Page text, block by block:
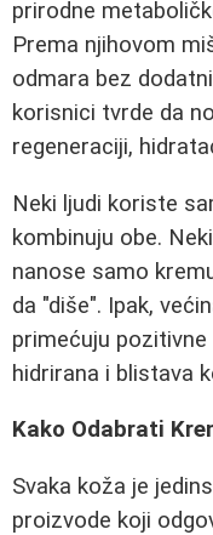
prirodne
Prema njihovom
odmara bez
korisnici tvrde da
regeneraciji,
Neki ljudi koriste
kombinuju obe.
nanose samo
da "diše". Ipak,
primećuju
hidrirana i blistava
Kako Odabrati
Svaka koža je
proizvode koji